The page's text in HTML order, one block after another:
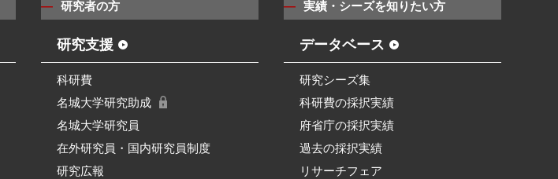
研究者の方
研究支援
科研費
名城大学研究助成
名城大学研究員
在外研究員・国内研究員制度
研究広報
実績・シーズを知りたい方
データベース
研究シーズ集
科研費の採択実績
府省庁の採択実績
過去の採択実績
リサーチフェア